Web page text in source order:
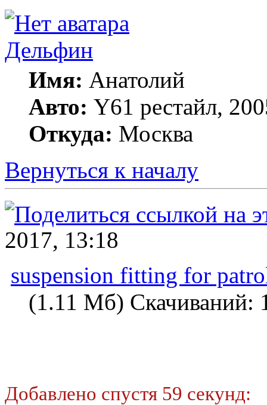
Дельфин
Имя: Анатолий
Авто: Y61 рестайл,
Откуда: Москва
Вернуться к началу
2017, 13:18
suspension fitting for
(1.11 Мб) Скачиваний:
Добавлено спустя 59 секунд: